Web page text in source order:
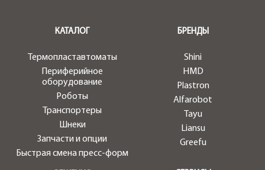
КАТАЛОГ
Термопластавтоматы
Периферийное
оборудование
Роботы
Транспортеры
Шнеки
Запчасти и опции
Быстрая смена пресс-форм
БРЕНДЫ
Shini
HMD
Plastron
Alfarobot
Tayu
Liansu
Greefu